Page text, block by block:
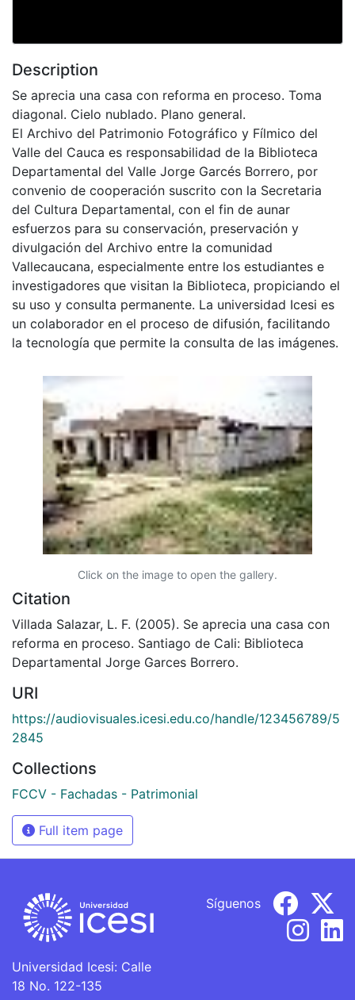
Description
Se aprecia una casa con reforma en proceso. Toma
diagonal. Cielo nublado. Plano general.
El Archivo del Patrimonio Fotográfico y Fílmico del
Valle del Cauca es responsabilidad de la Biblioteca
Departamental del Valle Jorge Garcés Borrero, por
convenio de cooperación suscrito con la Secretaria
del Cultura Departamental, con el fin de aunar
esfuerzos para su conservación, preservación y
divulgación del Archivo entre la comunidad
Vallecaucana, especialmente entre los estudiantes e
investigadores que visitan la Biblioteca, propiciando el
su uso y consulta permanente. La universidad Icesi es
un colaborador en el proceso de difusión, facilitando
la tecnología que permite la consulta de las imágenes.
Click on the image to open the gallery.
Citation
Villada Salazar, L. F. (2005). Se aprecia una casa con
reforma en proceso. Santiago de Cali: Biblioteca
Departamental Jorge Garces Borrero.
URI
https://audiovisuales.icesi.edu.co/handle/123456789/5
2845
Collections
FCCV - Fachadas - Patrimonial
Full item page
Universidad Icesi: Calle
18 No. 122-135
Síguenos